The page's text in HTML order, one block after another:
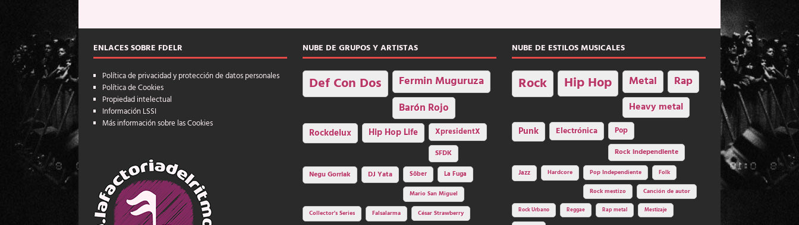
ENLACES SOBRE FDELR
Política de privacidad y protección de datos personales
Política de Cookies
Propiedad intelectual
Información LSSI
Más información sobre las Cookies
NUBE DE GRUPOS Y ARTISTAS
Def Con Dos Fermin Muguruza
Barón Rojo
Rockdelux Hip Hop Life
XpresidentX
SFDK
Negu Gorriak
DJ Yata Sôber
La Fuga
Mario San Miguel
Collector's Series
Falsalarma César Strawberry
NUBE DE ESTILOS MUSICALES
Rock Hip Hop Metal Rap
Heavy metal
Punk Electrónica
Pop
Rock independiente
Jazz Hardcore Pop Independiente Folk
Rock mestizo Canción de autor
Rock Urbano Reggae Rap metal Mestizaje